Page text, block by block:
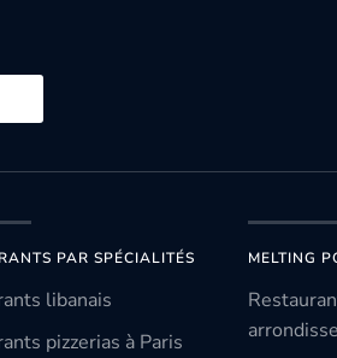
PAR SPÉCIALITÉS
libanais
pizzerias à Paris
MELTING